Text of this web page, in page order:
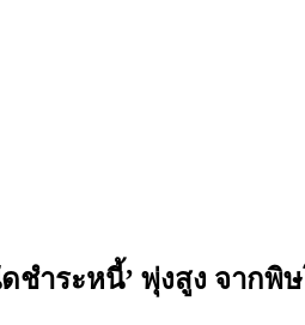
ำระหนี้’ พุ่งสูง จากพิ